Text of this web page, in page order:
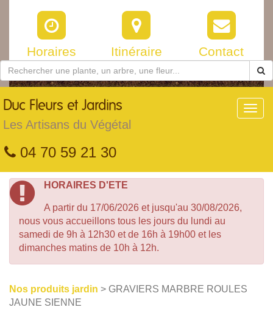
Horaires Itinéraire Contact
Duc Fleurs et Jardins
Les Artisans du Végétal
04 70 59 21 30
HORAIRES D'ETE
A partir du 17/06/2026 et jusqu'au 30/08/2026,
nous vous accueillons tous les jours du lundi au
samedi de 9h à 12h30 et de 16h à 19h00 et les
dimanches matins de 10h à 12h.
Nos produits jardin > GRAVIERS MARBRE ROULES
JAUNE SIENNE